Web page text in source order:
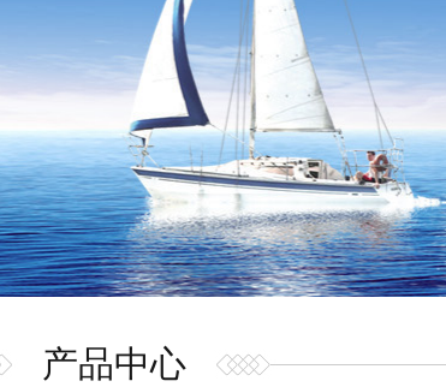
产品中心